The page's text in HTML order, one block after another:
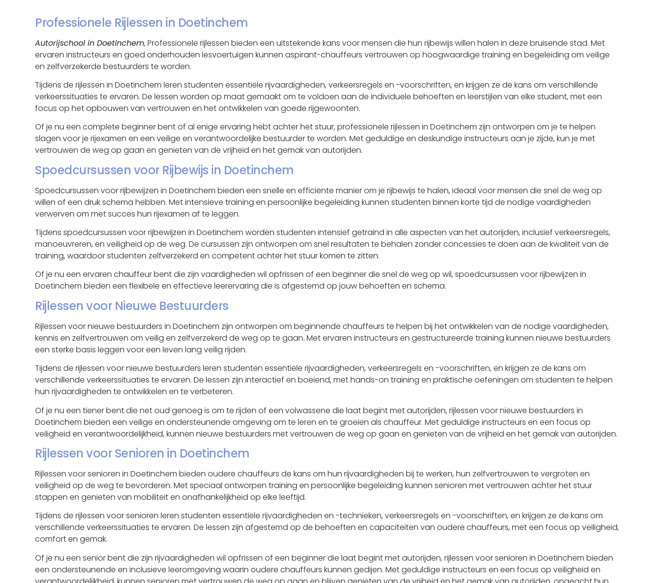
Professionele Rijlessen in Doetinchem
Autorijschool in Doetinchem, Professionele rijlessen bieden een uitstekende kans voor mensen die hun rijbewijs willen halen in deze bruisende stad. Met
ervaren instructeurs en goed onderhouden lesvoertuigen kunnen aspirant-chauffeurs vertrouwen op hoogwaardige training en begeleiding om veilige
en zelfverzekerde bestuurders te worden.
Tijdens de rijlessen in Doetinchem leren studenten essentiële rijvaardigheden, verkeersregels en -voorschriften, en krijgen ze de kans om verschillende
verkeerssituaties te ervaren. De lessen worden op maat gemaakt om te voldoen aan de individuele behoeften en leerstijlen van elke student, met een
focus op het opbouwen van vertrouwen en het ontwikkelen van goede rijgewoonten.
Of je nu een complete beginner bent of al enige ervaring hebt achter het stuur, professionele rijlessen in Doetinchem zijn ontworpen om je te helpen
slagen voor je rijexamen en een veilige en verantwoordelijke bestuurder te worden. Met geduldige en deskundige instructeurs aan je zijde, kun je met
vertrouwen de weg op gaan en genieten van de vrijheid en het gemak van autorijden.
Spoedcursussen voor Rijbewijs in Doetinchem
Spoedcursussen voor rijbewijzen in Doetinchem bieden een snelle en efficiënte manier om je rijbewijs te halen, ideaal voor mensen die snel de weg op
willen of een druk schema hebben. Met intensieve training en persoonlijke begeleiding kunnen studenten binnen korte tijd de nodige vaardigheden
verwerven om met succes hun rijexamen af te leggen.
Tijdens spoedcursussen voor rijbewijzen in Doetinchem worden studenten intensief getraind in alle aspecten van het autorijden, inclusief verkeersregels,
manoeuvreren, en veiligheid op de weg. De cursussen zijn ontworpen om snel resultaten te behalen zonder concessies te doen aan de kwaliteit van de
training, waardoor studenten zelfverzekerd en competent achter het stuur komen te zitten.
Of je nu een ervaren chauffeur bent die zijn vaardigheden wil opfrissen of een beginner die snel de weg op wil, spoedcursussen voor rijbewijzen in
Doetinchem bieden een flexibele en effectieve leerervaring die is afgestemd op jouw behoeften en schema.
Rijlessen voor Nieuwe Bestuurders
Rijlessen voor nieuwe bestuurders in Doetinchem zijn ontworpen om beginnende chauffeurs te helpen bij het ontwikkelen van de nodige vaardigheden,
kennis en zelfvertrouwen om veilig en zelfverzekerd de weg op te gaan. Met ervaren instructeurs en gestructureerde training kunnen nieuwe bestuurders
een sterke basis leggen voor een leven lang veilig rijden.
Tijdens de rijlessen voor nieuwe bestuurders leren studenten essentiële rijvaardigheden, verkeersregels en -voorschriften, en krijgen ze de kans om
verschillende verkeerssituaties te ervaren. De lessen zijn interactief en boeiend, met hands-on training en praktische oefeningen om studenten te helpen
hun rijvaardigheden te ontwikkelen en te verbeteren.
Of je nu een tiener bent die net oud genoeg is om te rijden of een volwassene die laat begint met autorijden, rijlessen voor nieuwe bestuurders in
Doetinchem bieden een veilige en ondersteunende omgeving om te leren en te groeien als chauffeur. Met geduldige instructeurs en een focus op
veiligheid en verantwoordelijkheid, kunnen nieuwe bestuurders met vertrouwen de weg op gaan en genieten van de vrijheid en het gemak van autorijden.
Rijlessen voor Senioren in Doetinchem
Rijlessen voor senioren in Doetinchem bieden oudere chauffeurs de kans om hun rijvaardigheden bij te werken, hun zelfvertrouwen te vergroten en
veiligheid op de weg te bevorderen. Met speciaal ontworpen training en persoonlijke begeleiding kunnen senioren met vertrouwen achter het stuur
stappen en genieten van mobiliteit en onafhankelijkheid op elke leeftijd.
Tijdens de rijlessen voor senioren leren studenten essentiële rijvaardigheden en -technieken, verkeersregels en -voorschriften, en krijgen ze de kans om
verschillende verkeerssituaties te ervaren. De lessen zijn afgestemd op de behoeften en capaciteiten van oudere chauffeurs, met een focus op veiligheid,
comfort en gemak.
Of je nu een senior bent die zijn rijvaardigheden wil opfrissen of een beginner die laat begint met autorijden, rijlessen voor senioren in Doetinchem bieden
een ondersteunende en inclusieve leeromgeving waarin oudere chauffeurs kunnen gedijen. Met geduldige instructeurs en een focus op veiligheid en